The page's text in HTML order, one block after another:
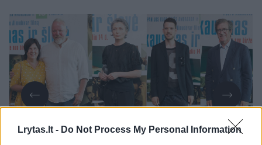
Lrytas.lt - Do Not Process My Personal Information